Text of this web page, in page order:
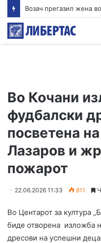
Во Кочани
фудбалски
посветена
Лазаров и
пожарот
22.06.2026 11:33 811
Во Центарот за култура
биде отворена изложба
дресови на успешни